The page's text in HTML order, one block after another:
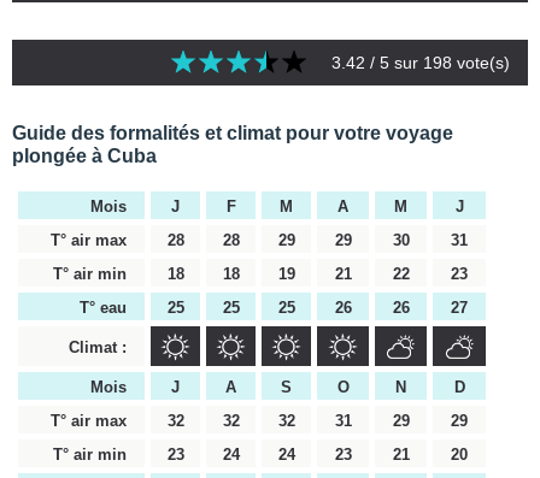
3.42 / 5 sur 198 vote(s)
Guide des formalités et climat pour votre voyage
plongée à Cuba
Mois J F M A M
J
T° air max
28 28 29 29 30
31
T° air min
18 18 19 21 22
23
T° eau
25 25 25 26 26 27
Climat :
Mois J A S O N
D
T° air max
32 32 32 31 29
29
T° air min
23 24 24 23 21
20